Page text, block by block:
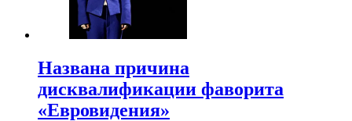
Названа причина
дисквалификации фаворита
«Евровидения»